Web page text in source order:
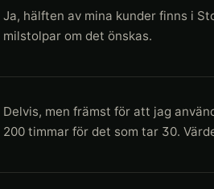
Ja, hälften av mina kunder finns i
milstolpar om det önskas.
Delvis, men främst för att jag
200 timmar för det som tar 30.